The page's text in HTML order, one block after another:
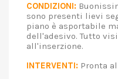
CONDIZIONI:
sono presenti lievi
piano è asportabile
dell'adesivo. Tutto
all'inserzione.
INTERVENTI: Pronta